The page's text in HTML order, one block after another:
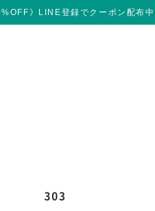
》LINE登録でクーポン配布中